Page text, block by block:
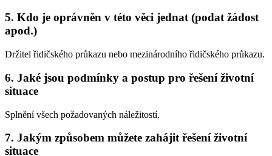
5. Kdo je oprávněn v této věci jednat (podat žádost
apod.)
Držitel řidičského průkazu nebo mezinárodního řidičského průkazu.
6. Jaké jsou podmínky a postup pro řešení životní
situace
Splnění všech požadovaných náležitostí.
7. Jakým způsobem můžete zahájit řešení životní
situace